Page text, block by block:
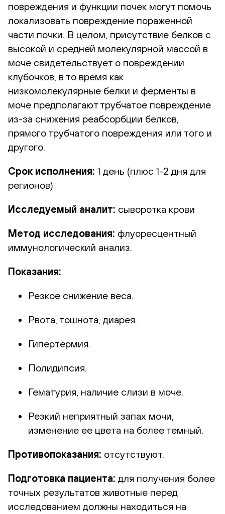
повреждения и функции почек могут помочь
локализовать повреждение пораженной
части почки. В целом, присутствие белков с
высокой и средней молекулярной массой в
моче свидетельствует о повреждении
клубочков, в то время как
низкомолекулярные белки и ферменты в
моче предполагают трубчатое повреждение
из-за снижения реабсорбции белков,
прямого трубчатого повреждения или того и
другого.
Срок исполнения: 1 день (плюс 1-2 дня для
регионов)
Исследуемый аналит: сыворотка крови
Метод исследования: флуоресцентный
иммунологический анализ.
Показания:
Резкое снижение веса.
Рвота, тошнота, диарея.
Гипертермия.
Полидипсия.
Гематурия, наличие слизи в моче.
Резкий неприятный запах мочи,
изменение ее цвета на более темный.
Противопоказания: отсутствуют.
Подготовка пациента: для получения более
точных результатов животные перед
исследованием должны находиться на